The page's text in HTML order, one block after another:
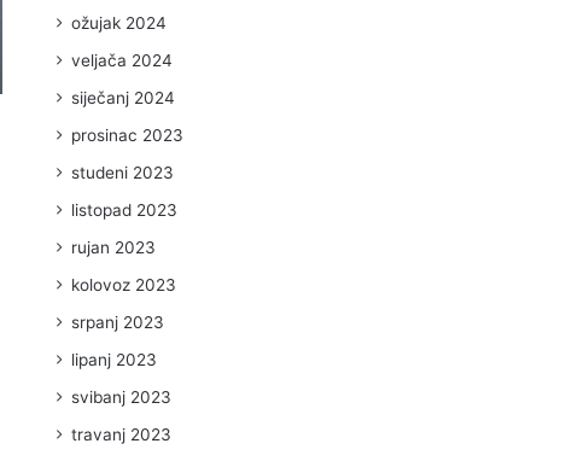
ožujak 2024
veljača 2024
siječanj 2024
prosinac 2023
studeni 2023
listopad 2023
rujan 2023
kolovoz 2023
srpanj 2023
lipanj 2023
svibanj 2023
travanj 2023